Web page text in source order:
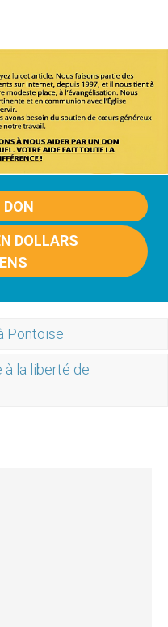
DON
DOLLARS
Pontoise
à la liberté de